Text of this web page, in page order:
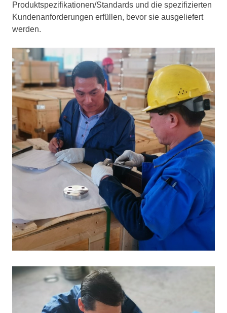
Produktspezifikationen/Standards und die spezifizierten
Kundenanforderungen erfüllen, bevor sie ausgeliefert
werden.